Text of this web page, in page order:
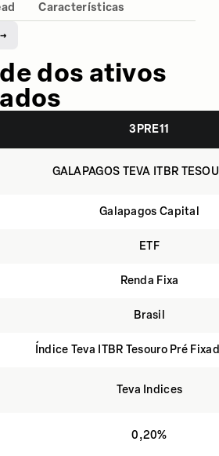
Características
→
dos ativos
3PRE11
GALAPAGOS TEVA ITBR
Galapagos Capital
ETF
Renda Fixa
Brasil
Índice Teva ITBR Tesouro Pré
Teva Indices
0,20%